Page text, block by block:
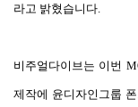
라고 밝혔습니다.
비주얼다이브는 이번
제작에 윤디자인그룹